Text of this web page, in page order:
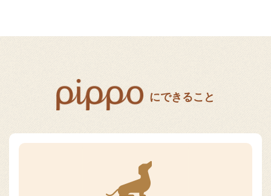
にできること